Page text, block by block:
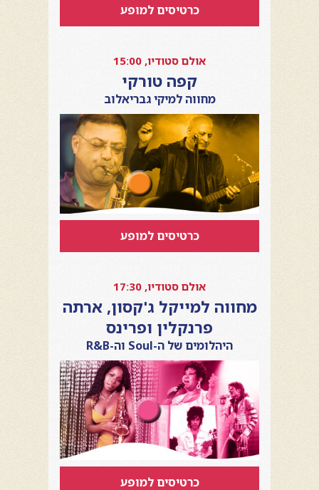
כרטיסים למופע
אולם סטודיו, 15:00
קפה טורקי
מחווה למיקי גבריאלוב
כרטיסים למופע
אולם סטודיו, 17:30
מחווה למייקל ג'קסון, ארתה
פרנקלין ופרינס
היהלומים של ה-Soul וה-R&B
כרטיסים למופע